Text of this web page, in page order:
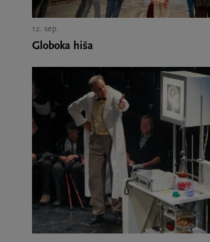
12. sep.,
Globoka hiša